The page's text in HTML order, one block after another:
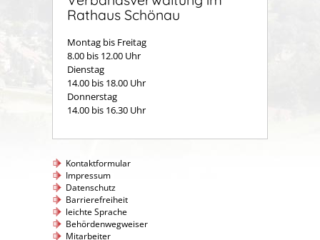
Rathaus Schönau
Montag bis Freitag
8.00 bis 12.00 Uhr
Dienstag
14.00 bis 18.00 Uhr
Donnerstag
14.00 bis 16.30 Uhr
Kontaktformular
Impressum
Datenschutz
Barrierefreiheit
leichte Sprache
Behördenwegweiser
Mitarbeiter